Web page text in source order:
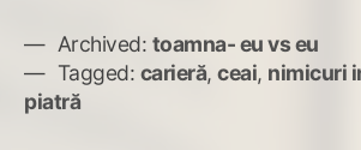
Archived: toamna- eu vs eu
Tagged: carieră, ceai, nimicuri
piatră